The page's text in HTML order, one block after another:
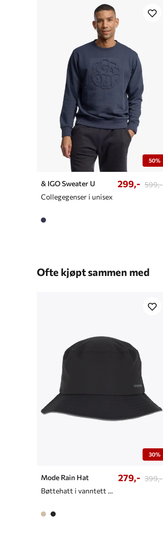
50%
& IGO Sweater U
Collegegenser i unisex
299,- 599,-
Ofte kjøpt sammen med
30%
Mode Rain Hat
Bøttehatt i vanntett materiale
279,- 399,-